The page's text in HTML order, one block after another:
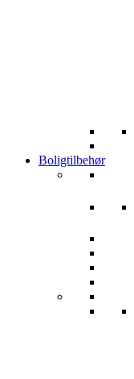
Boligtilbehør